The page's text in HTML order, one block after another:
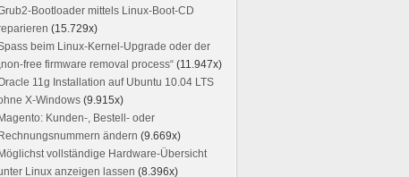
Bootloader mittels Linux-Boot-CD
(15.729x)
beim Linux-Kernel-Upgrade oder der
free firmware removal process“ (11.947x)
11g Installation auf Ubuntu 10.04 LTS
X-Windows (9.915x)
Magento: Kunden-, Bestell- oder
Rechnungsnummern ändern (9.669x)
Möglichst vollständige Hardware-Übersicht
Linux anzeigen lassen (8.396x)